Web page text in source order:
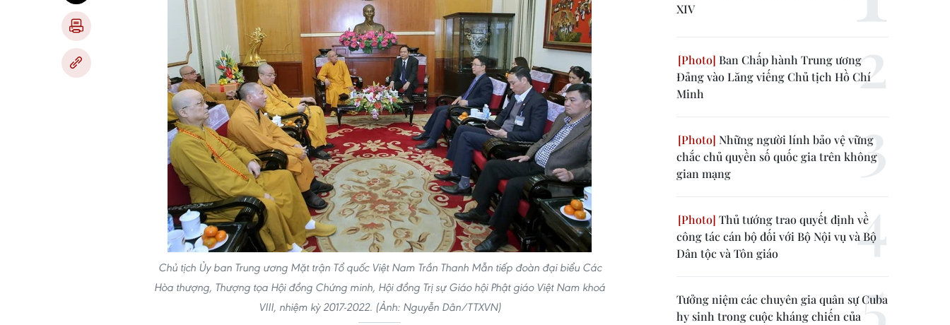
Chủ tịch Ủy ban Trung ương ​Mặt trận Tổ quốc Việt Nam Trần Thanh Mẫn tiếp đoàn đại biểu Các
Hòa thượng, Thượng tọa Hội đồng Chứng minh, Hội đồng Trị sự Giáo hội Phật giáo Việt Nam khoá
VIII, nhiệm kỳ 2017-2022. (Ảnh: Nguyễn Dân/TTXVN)
XIV
Ban Chấp hành Trung ương
Đảng vào Lăng viếng Chủ tịch Hồ Chí
Minh
Những người lính bảo vệ vững
chắc chủ quyền số quốc gia trên không
gian mạng
Thủ tướng trao quyết định về
công tác cán bộ đối với Bộ Nội vụ và Bộ
Dân tộc và Tôn giáo
Tưởng niệm các chuyên gia quân sự Cuba
hy sinh trong cuộc kháng chiến của